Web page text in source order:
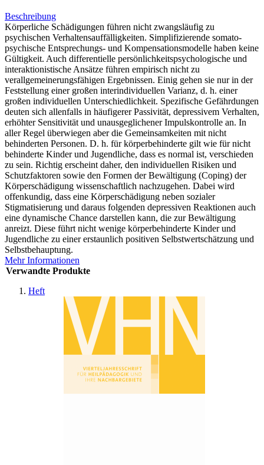
Beschreibung
Körperliche Schädigungen führen nicht zwangsläufig zu
psychischen Verhaltensauffälligkeiten. Simplifizierende somato-
psychische Entsprechungs- und Kompensationsmodelle haben keine
Gültigkeit. Auch differentielle persönlichkeitspsychologische und
interaktionistische Ansätze führen empirisch nicht zu
verallgemeinerungsfähigen Ergebnissen. Einig gehen sie nur in der
Feststellung einer großen interindividuellen Varianz, d. h. einer
großen individuellen Unterschiedlichkeit. Spezifische Gefährdungen
deuten sich allenfalls in häufigerer Passivität, depressivem Verhalten,
erhöhter Sensitivität und unausgeglichener Impulskontrolle an. In
aller Regel überwiegen aber die Gemeinsamkeiten mit nicht
behinderten Personen. D. h. für körperbehinderte gilt wie für nicht
behinderte Kinder und Jugendliche, dass es normal ist, verschieden
zu sein. Richtig erscheint daher, den individuellen Risiken und
Schutzfaktoren sowie den Formen der Bewältigung (Coping) der
Körperschädigung wissenschaftlich nachzugehen. Dabei wird
offenkundig, dass eine Körperschädigung neben sozialer
Stigmatisierung und daraus folgenden depressiven Reaktionen auch
eine dynamische Chance darstellen kann, die zur Bewältigung
anreizt. Diese führt nicht wenige körperbehinderte Kinder und
Jugendliche zu einer erstaunlich positiven Selbstwertschätzung und
Selbstbehauptung.
Mehr Informationen
Verwandte Produkte
Heft